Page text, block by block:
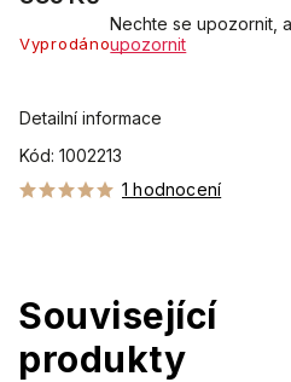
1 hodnocení
Kód: 1002213
Vyprodáno
Nechte se upozornit,
upozornit
Detailní informace
Související
produkty